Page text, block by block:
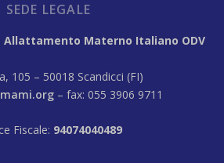
SEDE LEGALE
Allattamento Materno Italiano ODV
105 – 50018 Scandicci (FI)
– fax: 055 3906 9711
Fiscale: 94074040489